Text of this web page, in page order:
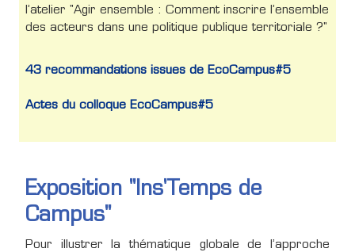
l’atelier "Agir ensemble : Comment inscrire l’ensemble
des acteurs dans une politique publique territoriale ?"
43 recommandations issues de EcoCampus#5
Actes du colloque EcoCampus#5
Exposition "Ins'Temps de
Campus"
Pour illustrer la thématique globale de l’approche